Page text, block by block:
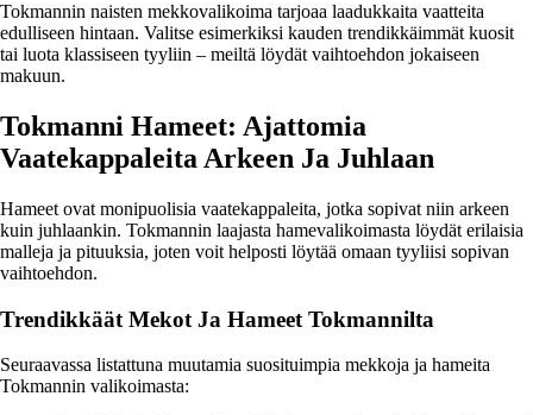
Tokmannin naisten mekkovalikoima tarjoaa laadukkaita vaatteita
edulliseen hintaan. Valitse esimerkiksi kauden trendikkäimmät kuosit
tai luota klassiseen tyyliin – meiltä löydät vaihtoehdon jokaiseen
makuun.
Tokmanni Hameet: Ajattomia
Vaatekappaleita Arkeen Ja Juhlaan
Hameet ovat monipuolisia vaatekappaleita, jotka sopivat niin arkeen
kuin juhlaankin. Tokmannin laajasta hamevalikoimasta löydät erilaisia
malleja ja pituuksia, joten voit helposti löytää omaan tyyliisi sopivan
vaihtoehdon.
Trendikkäät Mekot Ja Hameet Tokmannilta
Seuraavassa listattuna muutamia suosituimpia mekkoja ja hameita
Tokmannin valikoimasta: